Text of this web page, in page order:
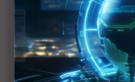
全球需求放緩結構
太陽誘電MLCC喊漲
伺機而動